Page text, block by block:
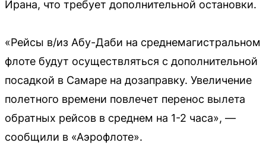
Ирана, что требует дополнительной остановки.
«Рейсы в/из Абу-Даби на среднемагистральном
флоте будут осуществляться с дополнительной
посадкой в Самаре на дозаправку. Увеличение
полетного времени повлечет перенос вылета
обратных рейсов в среднем на 1-2 часа», —
сообщили в «Аэрофлоте».